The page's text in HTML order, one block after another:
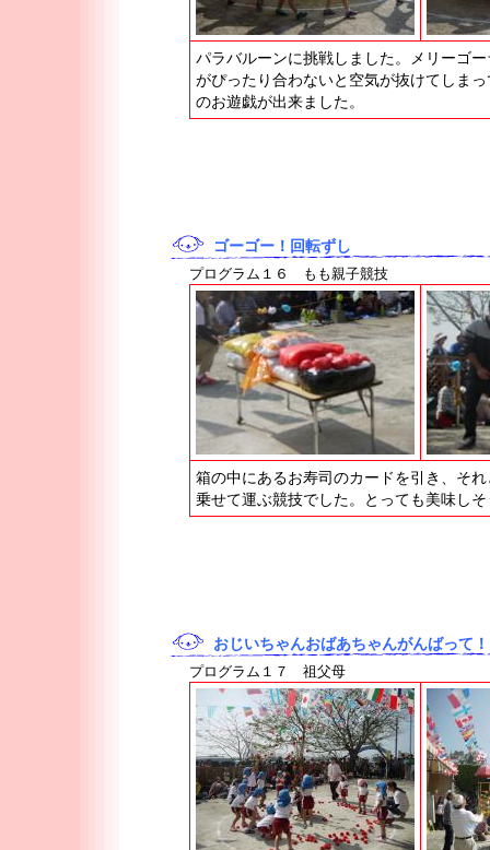
パラバルーンに挑戦しました。メリーゴ
がぴったり合わないと空気が抜けてしま
のお遊戯が出来ました。
ゴーゴー！回転ずし
プログラム１６ もも親子競技
箱の中にあるお寿司のカードを引き、そ
乗せて運ぶ競技でした。とっても美味し
おじいちゃんおばあちゃんがんばって！
プログラム１７ 祖父母